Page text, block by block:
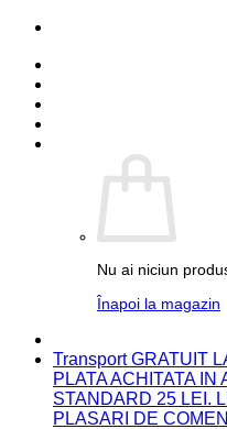
Skip
content
Nu ai niciun
Înapoi la magazin
Transport GRATUIT
PLATA ACHITATA
STANDARD 25 LEI.
PLASARI DE